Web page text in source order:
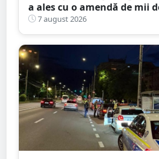
a ales cu o amendă de mii
7 august 2026